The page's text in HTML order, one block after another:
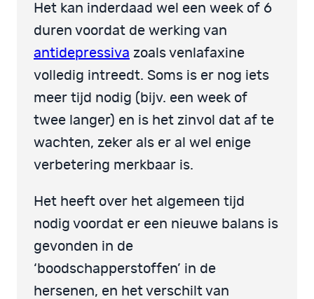
Het kan inderdaad wel een week of 6
duren voordat de werking van
antidepressiva zoals venlafaxine
volledig intreedt. Soms is er nog iets
meer tijd nodig (bijv. een week of
twee langer) en is het zinvol dat af te
wachten, zeker als er al wel enige
verbetering merkbaar is.
Het heeft over het algemeen tijd
nodig voordat er een nieuwe balans is
gevonden in de
‘boodschapperstoffen’ in de
hersenen, en het verschilt van